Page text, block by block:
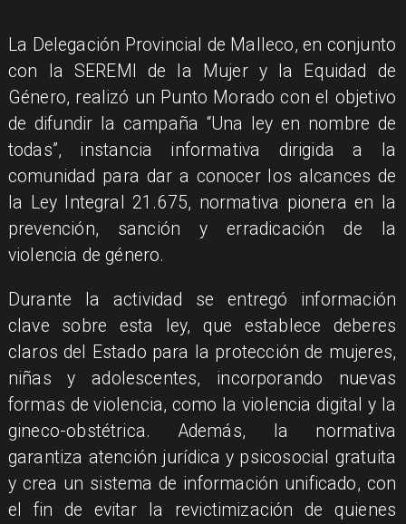
​La Delegación Provincial de Malleco, en conjunto
con la SEREMI de la Mujer y la Equidad de
Género, realizó un Punto Morado con el objetivo
de difundir la campaña “Una ley en nombre de
todas”, instancia informativa dirigida a la
comunidad para dar a conocer los alcances de
la Ley Integral 21.675, normativa pionera en la
prevención, sanción y erradicación de la
violencia de género.
​Durante la actividad se entregó información
clave sobre esta ley, que establece deberes
claros del Estado para la protección de mujeres,
niñas y adolescentes, incorporando nuevas
formas de violencia, como la violencia digital y la
gineco-obstétrica. Además, la normativa
garantiza atención jurídica y psicosocial gratuita
y crea un sistema de información unificado, con
el fin de evitar la revictimización de quienes